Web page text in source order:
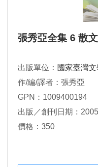
張秀亞全集 6 散
出版單位： 國家臺灣
作/編/譯者：張秀亞
GPN：1009400194
出版／創刊日期：
價格：350